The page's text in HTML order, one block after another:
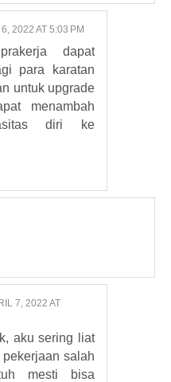
2022 AT 5:03 PM
dapat
para karatan
untuk upgrade
menambah
diri ke
7, 2022 AT
aku sering liat
salah
mesti bisa